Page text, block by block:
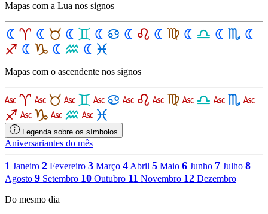
Mapas com a Lua nos signos
Mapas com o ascendente nos signos
Legenda sobre os símbolos
Aniversariantes do mês
1 Janeiro 2 Fevereiro 3 Março 4Abril 5 Maio 6 Junho 7 Julho 8
Agosto 9 Setembro 10 Outubro 11 Novembro 12 Dezembro
Do mesmo dia